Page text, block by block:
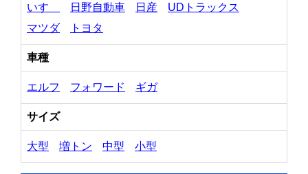
いすゞ 日野自動車 日産
UDトラックス
マツダ
トヨタ
車種
エルフ フォワード ギガ
サイズ
大型 増トン 中型 小型